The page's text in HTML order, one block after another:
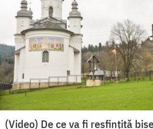
(Video) De ce va fi resfințită